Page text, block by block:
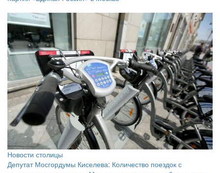
Новости столицы
Депутат Мосгордумы Киселева: Количество поездок с